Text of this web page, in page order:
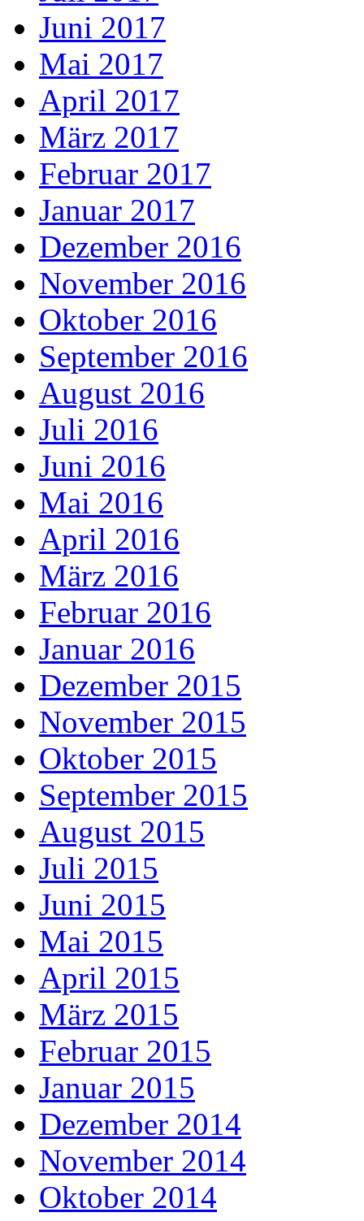
Juni 2017
Mai 2017
April 2017
März 2017
Februar 2017
Januar 2017
Dezember 2016
November 2016
Oktober 2016
September 2016
August 2016
Juli 2016
Juni 2016
Mai 2016
April 2016
März 2016
Februar 2016
Januar 2016
Dezember 2015
November 2015
Oktober 2015
September 2015
August 2015
Juli 2015
Juni 2015
Mai 2015
April 2015
März 2015
Februar 2015
Januar 2015
Dezember 2014
November 2014
Oktober 2014